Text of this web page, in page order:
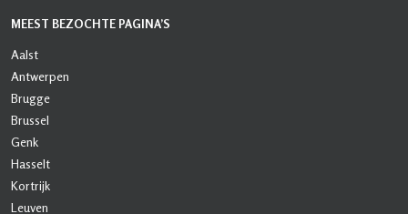
MEEST BEZOCHTE PAGINA’S
Aalst
Antwerpen
Brugge
Brussel
Genk
Hasselt
Kortrijk
Leuven